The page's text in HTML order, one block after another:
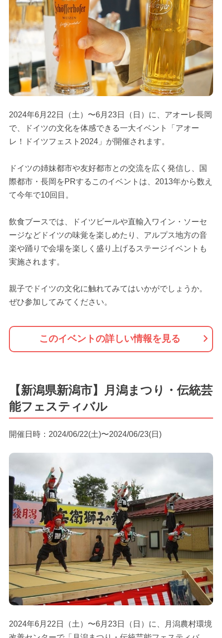
2024年6月22日（土）〜6月23日（日）に、アオーレ長岡
で、ドイツの文化を体感できる一大イベント「アオー
レ！ドイツフェスト2024」が開催されます。
ドイツの姉妹都市や友好都市との交流を広く発信し、国
際都市・長岡をPRするこのイベントは、2013年から数え
て今年で10回目。
飲食ブースでは、ドイツビールや直輸入ワイン・ソーセ
ージなどドイツの味覚を楽しめたり、アルプス地方の音
楽や踊りで会場を楽しく盛り上げるステージイベントも
実施されます。
親子でドイツの文化に触れてみてはいかがでしょうか。
ぜひ参加してみてください。
このイベントの詳しい情報を見る
【新潟県新潟市】月潟まつり・伝統芸
能フェスティバル
開催日時：2024/06/22(土)〜2024/06/23(日)
2024年6月22日（土）〜6月23日（日）に、月潟農村環境